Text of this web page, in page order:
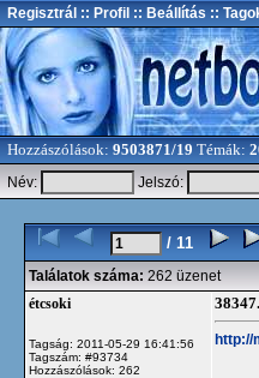
Regisztrál :: Profil :: Beállítás ::
Hozzászólások: 9503871/19 Témák:
Név:
Jelszó:
/ 11
Találatok száma: 262 üzenet
étcsoki
Tagság: 2011-05-29 16:41:56
Tagszám: #93734
Hozzászólások: 262
38347.
http://